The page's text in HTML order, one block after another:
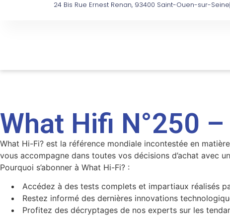
24 Bis Rue Ernest Renan, 93400 Saint-Ouen-sur-Seine
What Hifi N°250
What Hi-Fi? est la référence mondiale incontestée en
vous accompagne dans toutes vos décisions d’achat avec
Pourquoi s’abonner à What Hi-Fi? :
⁠Accédez à des tests complets et impartiaux réalisés
⁠Restez informé des dernières innovations
⁠Profitez des décryptages de nos experts sur les